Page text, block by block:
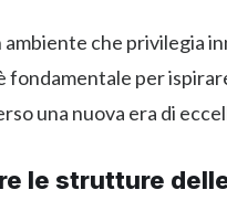
ambiente che privilegia
fondamentale per
una nuova era di
le strutture